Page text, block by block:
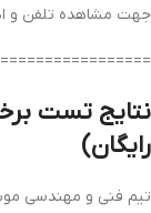
جهت مشاهده تلفن و
نتایج تست
رایگان)
تیم فنی و مهندسی